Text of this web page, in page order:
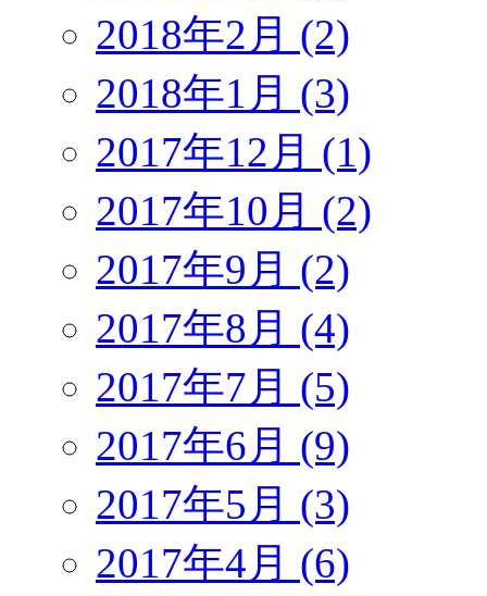
2018年2月 (2)
2018年1月 (3)
2017年12月 (1)
2017年10月 (2)
2017年9月 (2)
2017年8月 (4)
2017年7月 (5)
2017年6月 (9)
2017年5月 (3)
2017年4月 (6)